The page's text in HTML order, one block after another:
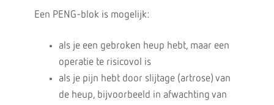
Een PENG-blok is mogelijk:
als je een gebroken heup hebt, maar een
operatie te risicovol is
als je pijn hebt door slijtage (artrose) van
de heup, bijvoorbeeld in afwachting van